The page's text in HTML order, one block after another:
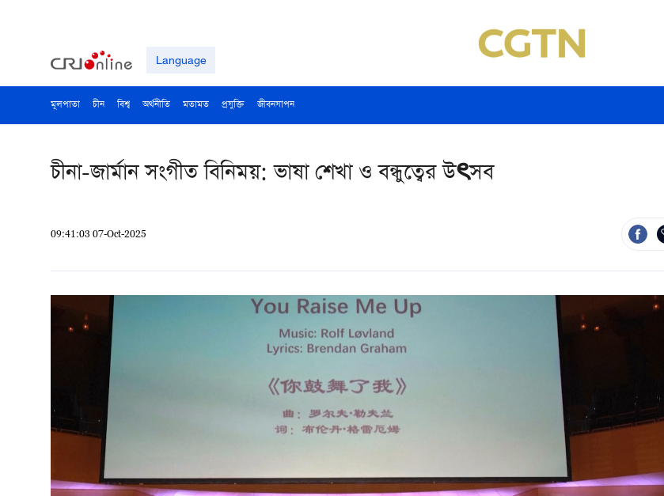
Language
মূলপাতা চীন বিশ্ব অর্থনীতি মতামত প্রযুক্তি জীবনযাপন
চীনা-জার্মান সংগীত বিনিময়: ভাষা শেখা ও বন্ধুত্বের উৎসব
09:41:03 07-Oct-2025